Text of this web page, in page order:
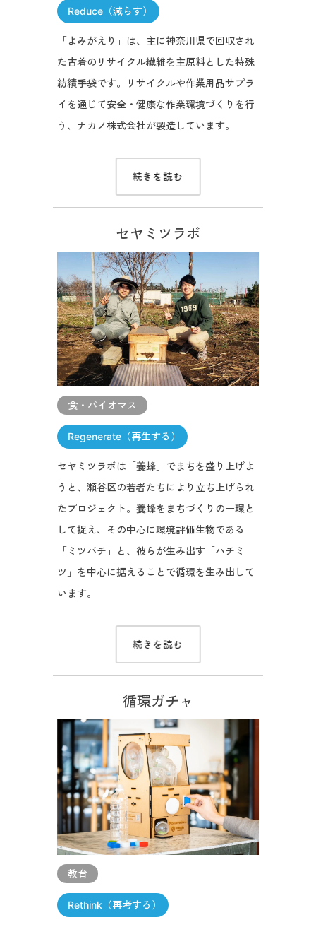
Reduce（減らす）
「よみがえり」は、主に神奈川県で回収され
た古着のリサイクル繊維を主原料とした特殊
紡績手袋です。リサイクルや作業用品サプラ
イを通じて安全・健康な作業環境づくりを行
う、ナカノ株式会社が製造しています。
続きを読む
セヤミツラボ
食・バイオマス
Regenerate（再生する）
セヤミツラボは「養蜂」でまちを盛り上げよ
うと、瀬谷区の若者たちにより立ち上げられ
たプロジェクト。養蜂をまちづくりの一環と
して捉え、その中心に環境評価生物である
「ミツバチ」と、彼らが生み出す「ハチミ
ツ」を中心に据えることで循環を生み出して
います。
続きを読む
循環ガチャ
教育
Rethink（再考する）